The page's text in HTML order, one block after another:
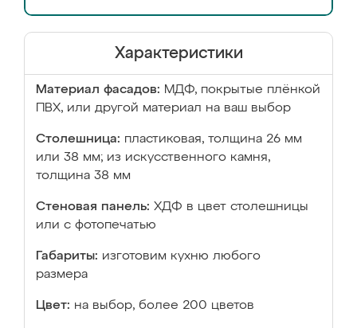
Характеристики
Материал фасадов: МДФ, покрытые плёнкой
ПВХ, или другой материал на ваш выбор
Столешница: пластиковая, толщина 26 мм
или 38 мм; из искусственного камня,
толщина 38 мм
Стеновая панель: ХДФ в цвет столешницы
или с фотопечатью
Габариты: изготовим кухню любого
размера
Цвет: на выбор, более 200 цветов